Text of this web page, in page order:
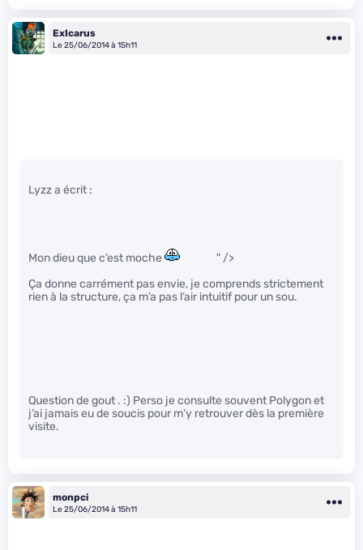
ExIcarus
Le 25/06/2014 à 15h11
Lyzz a écrit :
Mon dieu que c’est moche
" />
Ça donne carrément pas envie, je comprends strictement
rien à la structure, ça m’a pas l’air intuitif pour un sou.
Question de gout . :) Perso je consulte souvent Polygon et
j’ai jamais eu de soucis pour m’y retrouver dès la première
visite.
monpci
Le 25/06/2014 à 15h11